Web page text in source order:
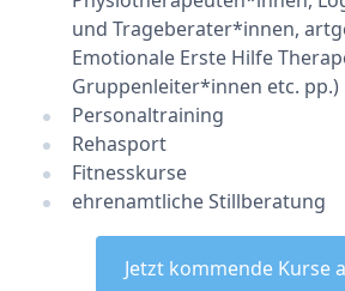
und Trageberater*innen,
Emotionale Erste Hilfe
Gruppenleiter*innen etc. pp.)
Personaltraining
Rehasport
Fitnesskurse
ehrenamtliche Stillberatung
Jetzt kommende Kurse